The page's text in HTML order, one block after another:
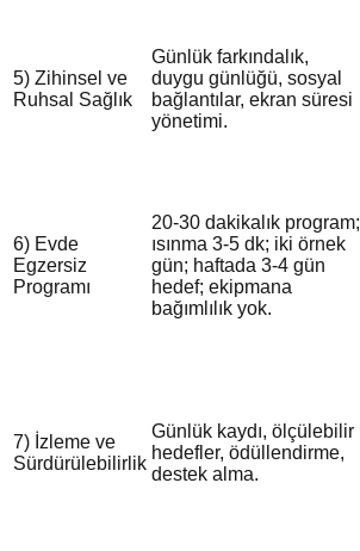
5) Zihinsel ve
Ruhsal Sağlık
Günlük farkındalık,
duygu günlüğü, sosyal
bağlantılar, ekran süresi
yönetimi.
6) Evde
Egzersiz
Programı
20-30 dakikalık program;
ısınma 3-5 dk; iki örnek
gün; haftada 3-4 gün
hedef; ekipmana
bağımlılık yok.
7) İzleme ve
Sürdürülebilirlik
Günlük kaydı, ölçülebilir
hedefler, ödüllendirme,
destek alma.